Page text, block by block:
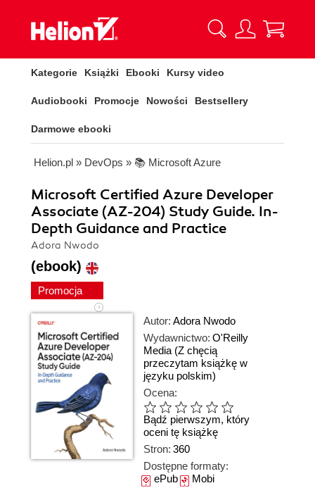
Kategorie Książki Ebooki Kursy video
Audiobooki Promocje Nowości Bestsellery
Darmowe ebooki
Helion.pl » DevOps » 📚 Microsoft Azure
Microsoft Certified Azure Developer
Associate (AZ-204) Study Guide. In-
Depth Guidance and Practice
Adora Nwodo
(ebook)
Promocja
Autor: Adora Nwodo
Wydawnictwo: O'Reilly
Media (Z chęcią
przeczytam książkę w
języku polskim)
Ocena:
Bądź pierwszym, który
oceni tę książkę
Stron: 360
Dostępne formaty:
ePubMobi